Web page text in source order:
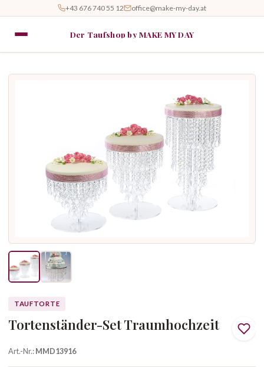
+43 676 740 55 12 office@make-my-day.at
Der Taufshop by MAKE MY DAY
TAUFTORTE
Tortenständer-Set Traumhochzeit
Art.-Nr.:MMD13916